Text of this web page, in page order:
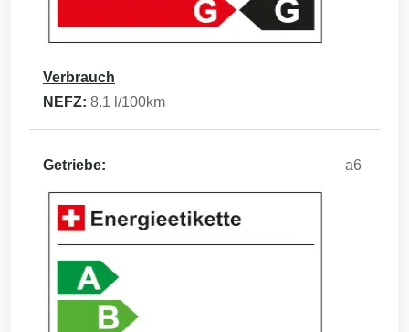
Verbrauch
NEFZ: 8.1 l/100km
Getriebe: a6